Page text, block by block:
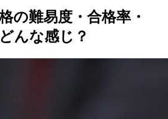
の難易度・合格率・
んな感じ？